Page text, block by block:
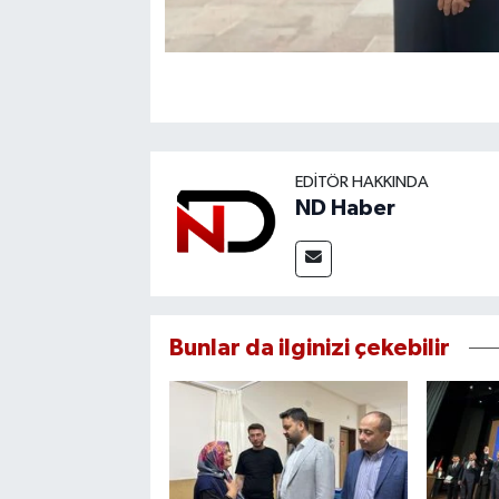
EDITÖR HAKKINDA
ND Haber
Bunlar da ilginizi çekebilir